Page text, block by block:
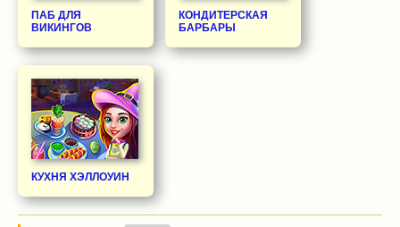
ПАБ ДЛЯ
ВИКИНГОВ
КОНДИТЕРСКАЯ
БАРБАРЫ
КУХНЯ ХЭЛЛОУИН